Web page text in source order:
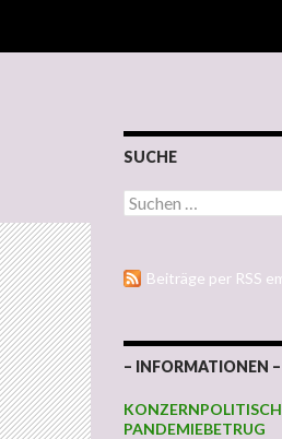
SUCHE
Suchen nach:
Beiträge per RSS
– INFORMATIONEN –
PANDEMIEBETRUG